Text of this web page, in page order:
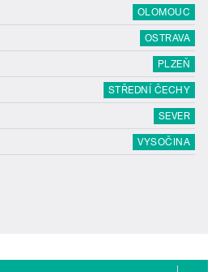
OLOMOUC
OSTRAVA
PLZEŇ
STŘEDNÍ ČECHY
SEVER
VYSOČINA